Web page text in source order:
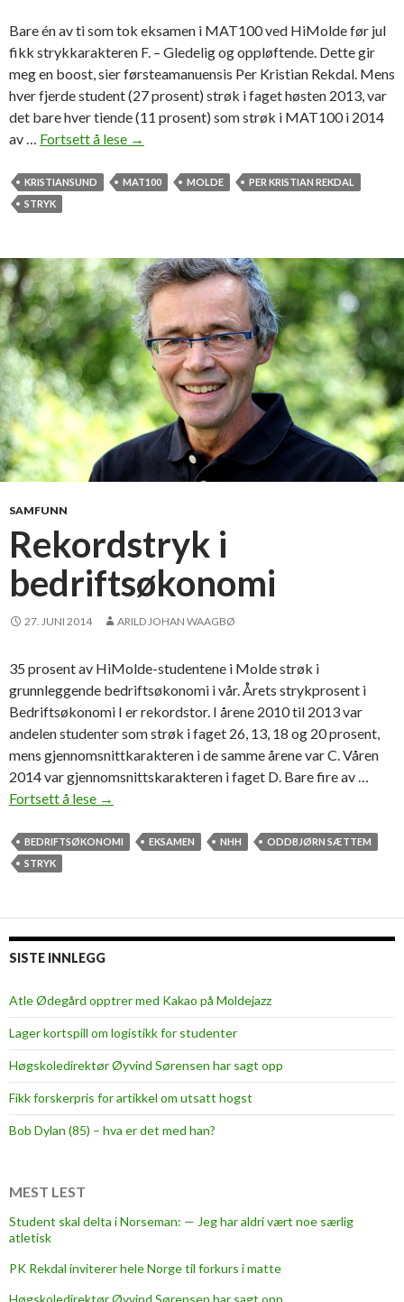
n
t
e
r
e
f
a
i
g
s
v
a
k
e
Bare én av ti som tok eksamen i MAT100 ved HiMolde før jul
fikk strykkarakteren F. – Gledelig og oppløftende. Dette gir
meg en boost, sier førsteamanuensis Per Kristian Rekdal. Mens
hver fjerde student (27 prosent) strøk i faget høsten 2013, var
det bare hver tiende (11 prosent) som strøk i MAT100 i 2014
av … Fortsett å lese K
a
a
l
l
f
o
r
m
t
t
e
s
m
e
→
KRISTIANSUND MAT100 MOLDE
PER KRISTIAN REKDAL
STRYK
SAMFUNN
Rekordstryk i
bedriftsøkonomi
27. JUNI 2014 ARILD JOHAN WAAGBØ
35 prosent av HiMolde-studentene i Molde strøk i
grunnleggende bedriftsøkonomi i vår. Årets strykprosent i
Bedriftsøkonomi I er rekordstor. I årene 2010 til 2013 var
andelen studenter som strøk i faget 26, 13, 18 og 20 prosent,
mens gjennomsnittkarakteren i de samme årene var C. Våren
2014 var gjennomsnittskarakteren i faget D. Bare fire av …
Fortsett å lese R
k
t
k
i
e
d
r
ø
o
n
→
BEDRIFTSØKONOMI EKSAMEN NHH
ODDBJØRN SÆTTEM
STRYK
SISTE INNLEGG
Atle Ødegård opptrer med Kakao på Moldejazz
Lager kortspill om logistikk for studenter
Høgskoledirektør Øyvind Sørensen har sagt opp
Fikk forskerpris for artikkel om utsatt hogst
Bob Dylan (85) – hva er det med han?
MEST LEST
Student skal delta i Norseman: — Jeg har aldri vært noe særlig
atletisk
PK Rekdal inviterer hele Norge til forkurs i matte
Høgskoledirektør Øyvind Sørensen har sagt opp